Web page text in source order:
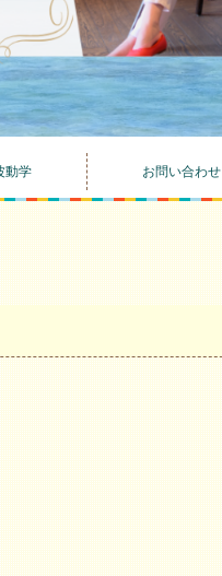
動学 お問い合わせ